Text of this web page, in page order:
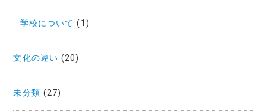
学校について (1)
文化の違い (20)
未分類 (27)